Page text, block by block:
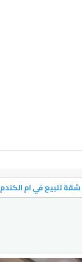
شقة للبيع في ام الكندم